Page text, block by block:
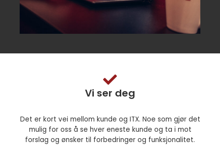
Vi ser deg
Det er kort vei mellom kunde og ITX. Noe som gjør det
mulig for oss å se hver eneste kunde og ta i mot
forslag og ønsker til forbedringer og funksjonalitet.